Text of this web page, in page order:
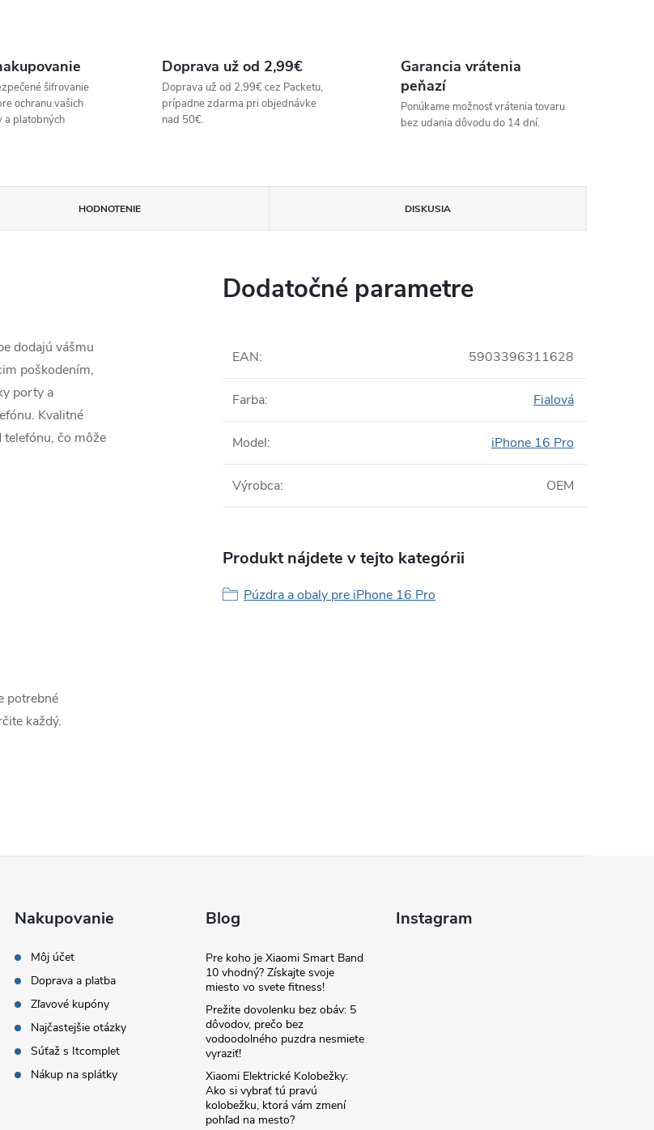
šifrovanie
ochranu vašich
a platobných
Doprava už od 2,99€
Doprava už od 2,99€ cez Packetu,
prípadne zdarma pri objednávke
nad 50€.
Garancia vrátenia
peňazí
Ponúkame možnosť vrátenia tovaru
bez udania dôvodu do 14 dní.
HODNOTENIE DISKUSIA
dodajú vášmu
poškodením,
porty a
Kvalitné
čo môže
potrebné
každý.
Dodatočné parametre
EAN: 5903396311628
Farba: Fialová
Model: iPhone 16 Pro
Výrobca: OEM
Produkt nájdete v tejto kategórii
Púzdra a obaly pre iPhone 16 Pro
Nakupovanie
Môj účet
Doprava a platba
Zľavové kupóny
Najčastejšie otázky
Súťaž s Itcomplet
Nákup na splátky
Blog
Pre koho je Xiaomi Smart Band
10 vhodný? Získajte svoje
miesto vo svete fitness!
Prežite dovolenku bez obáv: 5
dôvodov, prečo bez
vodoodolného puzdra nesmiete
vyraziť!
Xiaomi Elektrické Kolobežky:
Ako si vybrať tú pravú
kolobežku, ktorá vám zmení
pohľad na mesto?
Instagram